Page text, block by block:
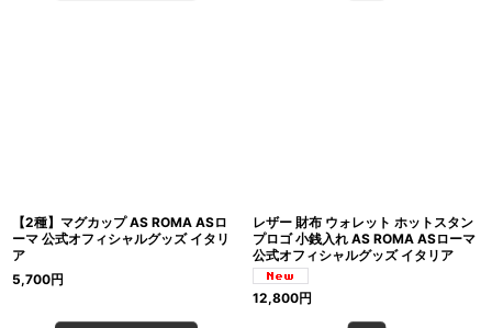
【2種】マグカップ AS ROMA ASロ
ーマ 公式オフィシャルグッズ イタリ
ア
5,700円
レザー 財布 ウォレット ホットスタン
プロゴ 小銭入れ AS ROMA ASローマ
公式オフィシャルグッズ イタリア
12,800円